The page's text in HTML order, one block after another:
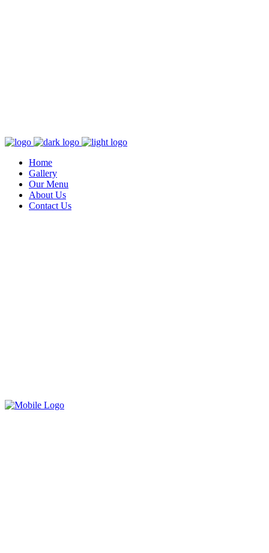
Home
Gallery
Our Menu
About Us
Contact Us